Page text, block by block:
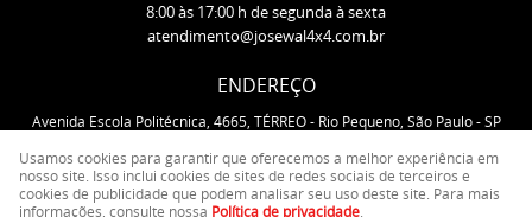
8:00 às 17:00 h de segunda à sexta
atendimento@josewal4x4.com.br
ENDEREÇO
Avenida Escola Politécnica, 4665, TÉRREO- Rio Pequeno, São Paulo-SP
LOJA VIRTUAL CRIADA POR
Usamos cookies para garantir que oferecemos a melhor experiência em
nosso site. Isso inclui cookies de sites de redes sociais de terceiros e
cookies de publicidade que podem analisar seu uso deste site. Para mais
informações, consulte nossa Política de privacidade